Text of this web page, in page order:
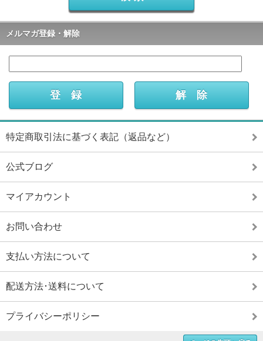
メルマガ登録・解除
特定商取引法に基づく表記（返品など）
公式ブログ
マイアカウント
お問い合わせ
支払い方法について
配送方法･送料について
プライバシーポリシー